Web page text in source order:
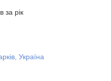
за рік
Україна